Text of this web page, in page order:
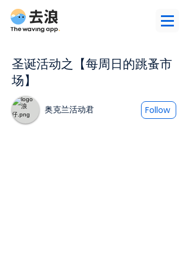
圣诞活动之【每周日的跳蚤市
场】
奥克兰活动君 Follow